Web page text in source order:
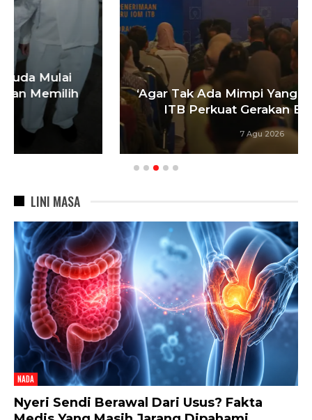
‘Agar Tak Ada Mimpi Yang Terhenti’, IOM
ITB Perkuat Gerakan Beasiswa…
7 Agu 2026
LINI MASA
NADA
Nyeri Sendi Berawal Dari Usus? Fakta